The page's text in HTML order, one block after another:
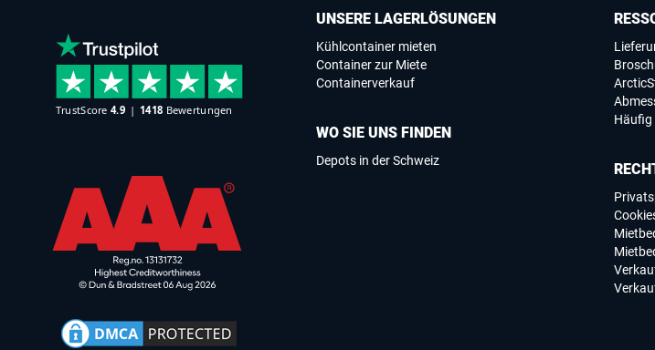
UNSERE LAGERLÖSUNGEN
Kühlcontainer mieten
Container zur Miete
Containerverkauf
WO SIE UNS FINDEN
Depots in der Schweiz
Häufig